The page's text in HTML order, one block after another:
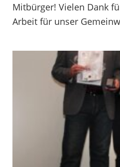
Mitbürger! Vielen Dank
Arbeit für unser